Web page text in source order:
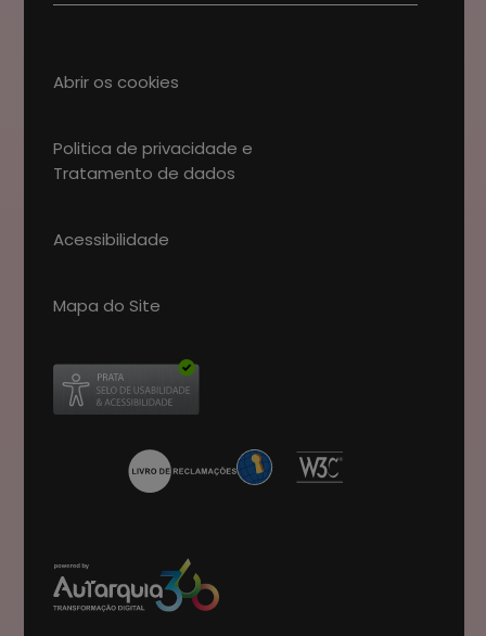
Abrir os cookies
Politica de privacidade e
Tratamento de dados
Acessibilidade
Mapa do Site
Abre num novo separador